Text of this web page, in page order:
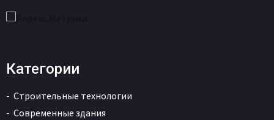
Категории
Строительные технологии
Современные здания